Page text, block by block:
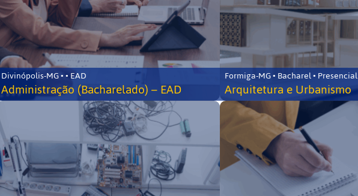
Divinópolis-MG • • EAD
Administração (Bacharelado) – EAD
Formiga-MG • Bacharel • Presencial
Arquitetura e Urbanismo